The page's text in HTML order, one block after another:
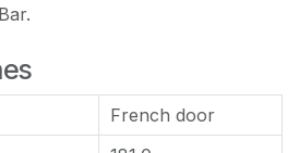
French door